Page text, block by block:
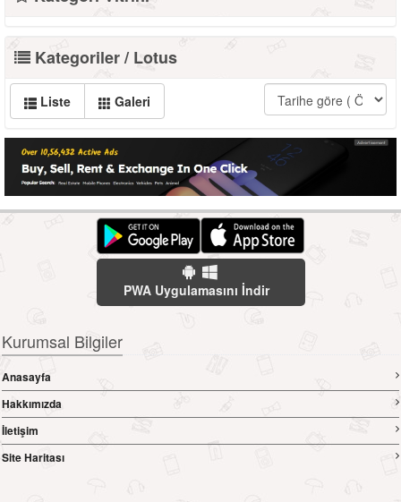
Kategoriler / Lotus
Liste Galeri
PWA Uygulamasını İndir
Kurumsal Bilgiler
Anasayfa
Hakkımızda
İletişim
Site Haritası